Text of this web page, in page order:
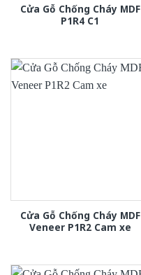
Cửa Gỗ Chống Cháy MDF
P1R4 C1
Cửa Gỗ Chống Cháy MDF
Veneer P1R2 Cam xe